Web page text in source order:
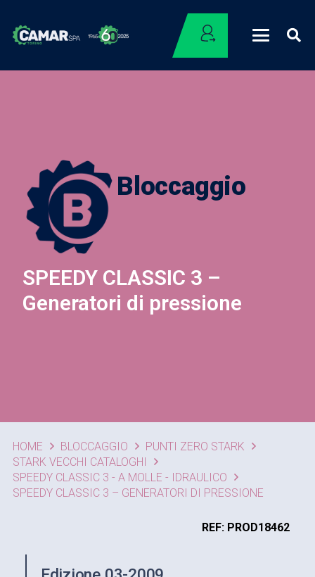
Bloccaggio
SPEEDY CLASSIC 3 –
Generatori di pressione
HOME BLOCCAGGIO
PUNTI ZERO STARK
STARK VECCHI CATALOGHI
SPEEDY CLASSIC 3 - A MOLLE - IDRAULICO
SPEEDY CLASSIC 3 – GENERATORI DI PRESSIONE
REF: PROD18462